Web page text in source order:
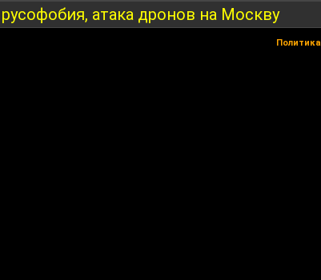
атака дронов на Москву
Политика